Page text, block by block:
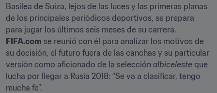
Basilea de Suiza, lejos de las luces y las primeras planas
de los principales periódicos deportivos, se prepara
FIFA.com se reunió con él para analizar los motivos de
su decisión, el futuro fuera de las canchas y su particular
versión como aficionado de la selección albiceleste que
lucha por llegar a Rusia 2018: “Se va a clasificar, tengo
mucha fe”.